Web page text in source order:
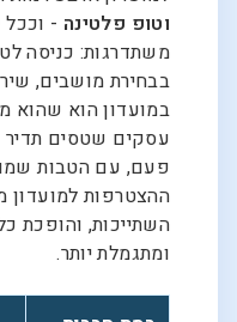
וטופ פלטינה - וככל
משתדרגות: כניסה
בבחירת מושבים,
במועדון הוא שהוא
עסקים שטסים תדיר
פעם, עם הטבות
ההצטרפות
השתייכות, והופכת
ומתגמלת יותר.